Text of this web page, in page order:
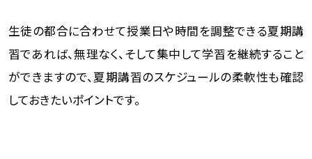
生徒の都合に合わせて授業日や時間を調整できる夏期講
習であれば、無理なく、そして集中して学習を継続すること
ができますので、夏期講習のスケジュールの柔軟性も確認
しておきたいポイントです。